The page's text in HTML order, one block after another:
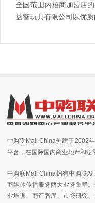
全国范围内招商加盟店
益智玩具有限公司以优
中购联Mall China创建于2002
平台，在国际国内商业地产和泛
中购联Mall China拥有中购联
商媒体传播服务两大业务集群
业培训、商产智库、市场研究